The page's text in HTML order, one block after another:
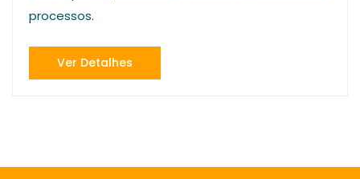
processos.
Ver Detalhes